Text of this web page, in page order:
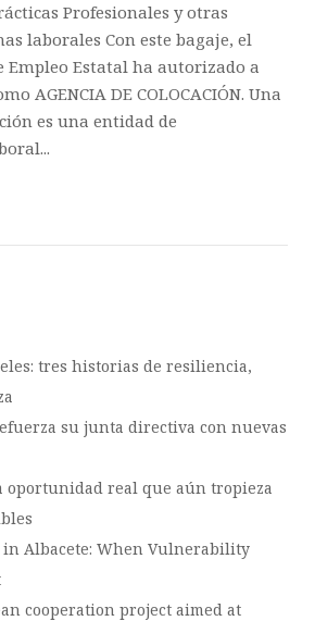
Profesionales y otras
laborales Con este bagaje, el
Empleo Estatal ha autorizado a
AGENCIA DE COLOCACIÓN. Una
es una entidad de
tres historias de resiliencia,
su junta directiva con nuevas
oportunidad real que aún tropieza
in Albacete: When Vulnerability
cooperation project aimed at